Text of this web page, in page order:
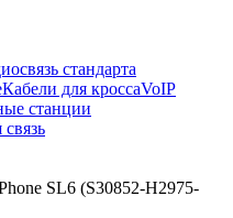
стандарта
Кабели для кроссаVoIP
станции
SL6 (S30852-H2975-